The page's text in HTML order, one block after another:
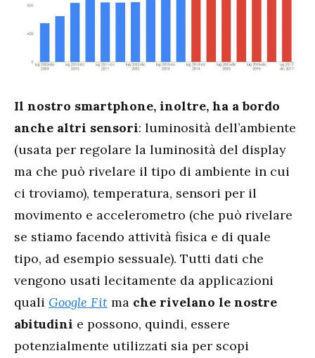
Il nostro smartphone, inoltre, ha a bordo
anche altri sensori: luminosità dell’ambiente
(usata per regolare la luminosità del display
ma che può rivelare il tipo di ambiente in cui
ci troviamo), temperatura, sensori per il
movimento e accelerometro (che può rivelare
se stiamo facendo attività fisica e di quale
tipo, ad esempio sessuale). Tutti dati che
vengono usati lecitamente da applicazioni
quali Google Fit ma che rivelano le nostre
abitudini e possono, quindi, essere
potenzialmente utilizzati sia per scopi